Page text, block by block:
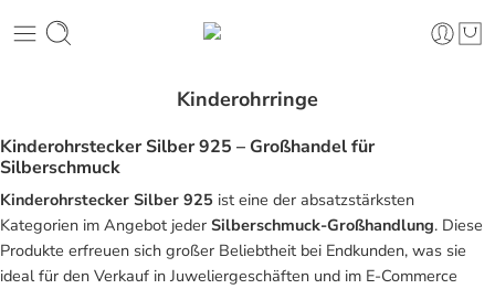
Kinderohrringe
Kinderohrstecker Silber 925 – Großhandel für
Silberschmuck
Kinderohrstecker Silber 925 ist eine der absatzstärksten
Kategorien im Angebot jeder Silberschmuck-Großhandlung. Diese
Produkte erfreuen sich großer Beliebtheit bei Endkunden, was sie
ideal für den Verkauf in Juweliergeschäften und im E-Commerce